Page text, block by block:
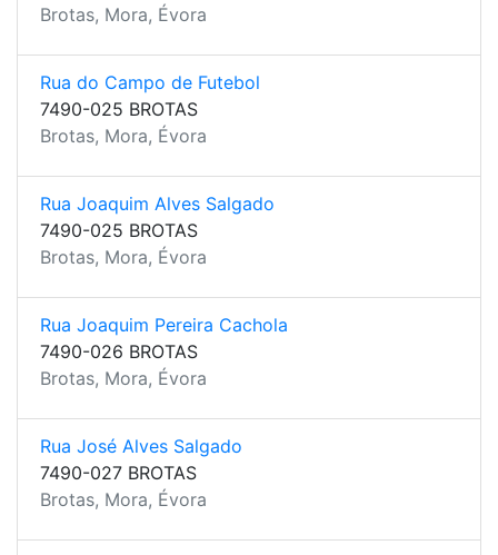
Brotas, Mora, Évora
Rua do Campo de Futebol
7490-025 BROTAS
Brotas, Mora, Évora
Rua Joaquim Alves Salgado
7490-025 BROTAS
Brotas, Mora, Évora
Rua Joaquim Pereira Cachola
7490-026 BROTAS
Brotas, Mora, Évora
Rua José Alves Salgado
7490-027 BROTAS
Brotas, Mora, Évora